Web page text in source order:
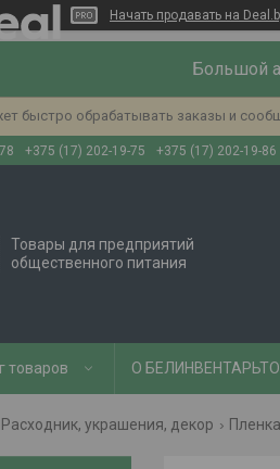
Начать продавать на
Большой
быстро обрабатывать заказы и
+375 (17) 202-19-75 +375 (17) 202-19-86
Товары для предприятий
общественного питания
товаров О
Расходник, украшения, декор